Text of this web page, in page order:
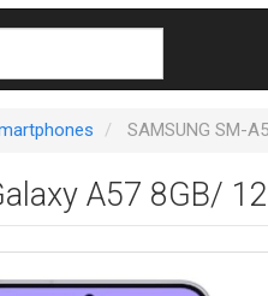
SAMSUNG SM-
A57 8GB/